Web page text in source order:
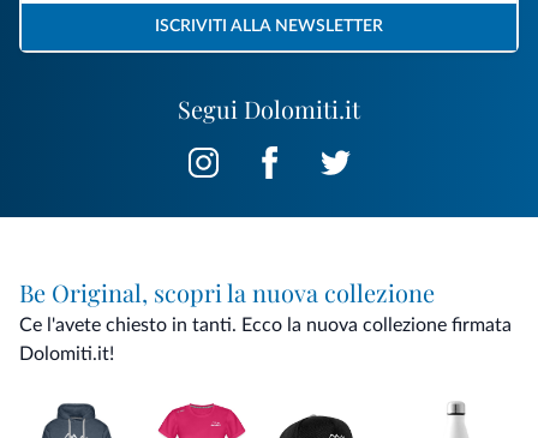
Segui Dolomiti.it
ISCRIVITI ALLA NEWSLETTER
Be Original, scopri la nuova collezione
Ce l'avete chiesto in tanti. Ecco la nuova collezione firmata
Dolomiti.it!